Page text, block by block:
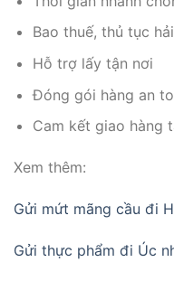
Bao thuế, thủ tục
Hỗ trợ lấy tận nơi
Đóng gói hàng an
Cam kết giao hàng
Xem thêm:
Gửi mứt mãng cầu đi
Gửi thực phẩm đi Úc